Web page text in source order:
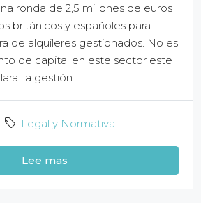
ronda de 2,5 millones de euros
británicos y españoles para
de alquileres gestionados. No es
de capital en este sector este
la gestión...
Legal y Normativa
Lee mas